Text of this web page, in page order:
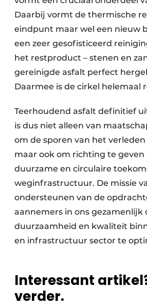
Daarbij vormt de thermische
eindpunt maar wel een nieuw
een zeer gesofisticeerd
het restproduct – stenen en
gereinigde asfalt perfect
Daarmee is de cirkel helemaal
Teerhoudend asfalt definitief
is dus niet alleen van
om de sporen van het
maar ook om richting te geven
duurzame en circulaire
weginfrastructuur. De missie
ondersteunen van de
aannemers in ons gezamenlijk
duurzaamheid en kwaliteit
en infrastructuur sector te
Interessant
verder.